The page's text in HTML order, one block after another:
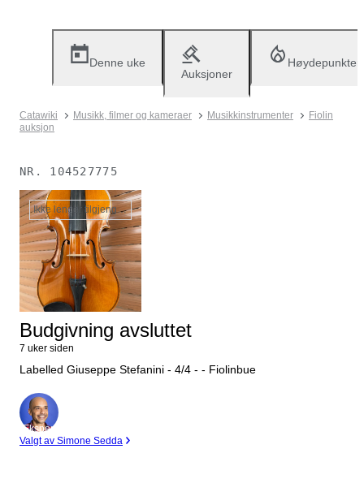
Denne uke
Auksjoner
Høydepunkter
Catawiki Musikk, filmer og kameraer Musikkinstrumenter
Fiolin
auksjon
NR. 104527775
Ikke lenger tilgjengelig
Budgivning avsluttet
7 uker siden
Labelled Giuseppe Stefanini - 4/4 - - Fiolinbue
Ekspert
Valgt av Simone Sedda